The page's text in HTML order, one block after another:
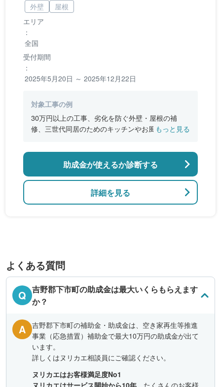
エリア
：
全国
受付期間
：
2025年5月20日 ～ 2025年12月22日
外壁
屋根
対象工事の例
30万円以上の工事、劣化を防ぐ外壁・屋根の補
修、三世代同居のためのキッチンやお風呂の増
もっと見る
詳細を見る
助成金が使えるか診断する
よくある質問
Q 吉野郡下市町の助成金は最大いくらもらえます
か？
A
吉野郡下市町の補助金・助成金は、空き家再生等推進
事業（応急措置）補助金で最大10万円の助成金が出て
います。
詳しくはヌリカエ相談員にご確認ください。
ヌリカエはお客様満足度No1